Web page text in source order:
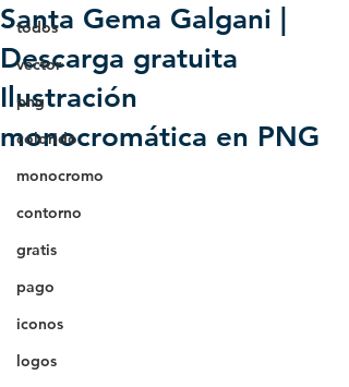
todos
vector
png
colorido
monocromo
contorno
gratis
pago
iconos
logos
Santa Gema Galgani |
Descarga gratuita
Ilustración
monocromática en PNG